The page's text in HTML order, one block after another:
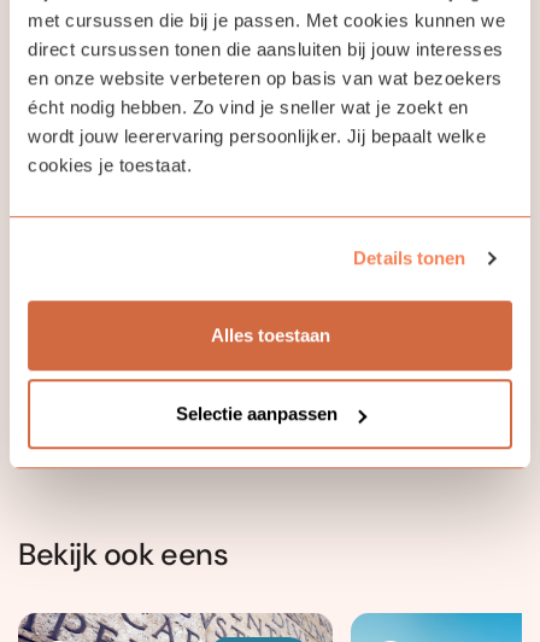
met cursussen die bij je passen. Met cookies kunnen we
direct cursussen tonen die aansluiten bij jouw interesses
en onze website verbeteren op basis van wat bezoekers
écht nodig hebben. Zo vind je sneller wat je zoekt en
wordt jouw leerervaring persoonlijker. Jij bepaalt welke
cookies je toestaat.
Details tonen
Alles toestaan
Selectie aanpassen
intake.
Jouw docent
Stephen van Beek
Taal en Cultuur in Amsterdam, en is momenteel o.a. als
Bekijk ook eens